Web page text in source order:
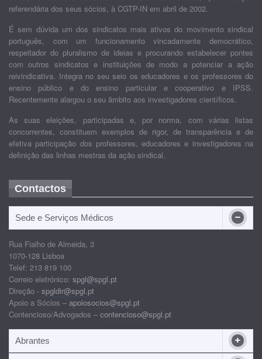
referendária dos seus sócios, à CGTP-IN em abril de 2002.
É sem dúvida um dos sindicatos mais ativos do movimento sindical
português, com um funcionamento vincadamente democrático,
respeitador do pluralismo de ideias e procurando estabelecer pontes
com outros sindicatos e instituições de modo a potenciar a ação
reivindicativa. Integra no seu seio os educadores e os professores do
ensino público e do ensino particular e cooperativo e IPSS.
Recentemente alargou o seu âmbito aos investigadores científicos.
As suas eleições, participadas e, por norma, com várias listas
concorrentes, constituem exemplos de rigor, de transparência e de
efetiva participação dos professores, educadores e investigadores na
definição das linhas mestras da ação sindical.
Contactos
Sede e Serviços Médicos
Rua Fialho de Almeida, 3
1070-128 Lisboa
Telef: 213 819 100
Correio eletrónico: spgl@spgl.pt
Direção - spgldir@spgl.pt
Apoio a Sócios – apoiosocios@spgl.pt
Contencioso/Advogados – contencioso@spgl.pt
Abrantes